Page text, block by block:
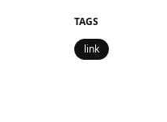
TAGS
link